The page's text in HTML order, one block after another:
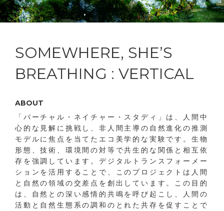
SOMEWHERE, SHE’S
BREATHING : VERTICAL
ABOUT
「バーチャル・ネイチャー・スタディ」は、人間中
心的な見解に挑戦し、非人間主導の自然進化の推測
モデルに焦点を当てたエコ美学的な実験です。生物
形態、技術、環境間の対等で共生的な関係と相互依
存を強調しています。デジタルトランスフォーメー
ションを活用することで、このプロジェクトは人間
と自然の領域の交差点を創出しています。この目的
は、自然との深い感情的共鳴を呼び起こし、人間の
活動と自然生態系の調和のとれた共存を促すことで